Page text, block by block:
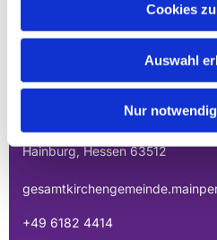
Cookies
Auswahl
Nur
EVANGELISCHE
MAINPERLEN
Hainburg, Hessen 63512
+49 6182 4414